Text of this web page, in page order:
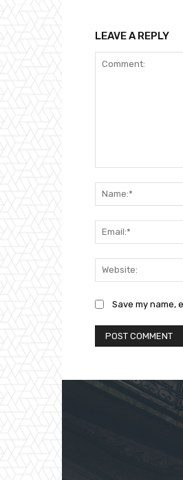
LEAVE A REPLY
Save my name,